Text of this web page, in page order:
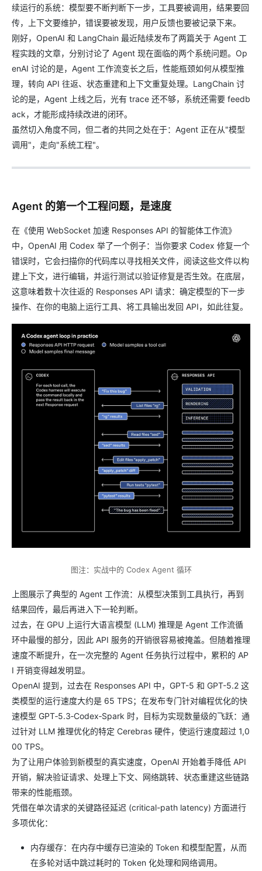
续运行的系统：模型要不断判断下一步，工具要被调用，结果要回
传，上下文要维护，错误要被发现，用户反馈也要被记录下来。
刚好，OpenAI 和 LangChain 最近陆续发布了两篇关于 Agent 工
程实践的文章，分别讨论了 Agent 现在面临的两个系统问题。Op
enAI 讨论的是，Agent 工作流变长之后，性能瓶颈如何从模型推
理，转向 API 往返、状态重建和上下文重复处理。LangChain 讨
论的是，Agent 上线之后，光有 trace 还不够，系统还需要 feedb
ack，才能形成持续改进的闭环。
虽然切入角度不同，但二者的共同之处在于：Agent 正在从"模型
调用"，走向"系统工程"。
Agent 的第一个工程问题，是速度
在《使用 WebSocket 加速 Responses API 的智能体工作流》
中，OpenAI 用 Codex 举了一个例子：当你要求 Codex 修复一个
错误时，它会扫描你的代码库以寻找相关文件，阅读这些文件以构
建上下文，进行编辑，并运行测试以验证修复是否生效。在底层，
这意味着数十次往返的 Responses API 请求：确定模型的下一步
操作、在你的电脑上运行工具、将工具输出发回 API，如此往复。
图注：实战中的 Codex Agent 循环
上图展示了典型的 Agent 工作流：从模型决策到工具执行，再到
结果回传，最后再进入下一轮判断。
过去，在 GPU 上运行大语言模型 (LLM) 推理是 Agent 工作流循
环中最慢的部分，因此 API 服务的开销很容易被掩盖。但随着推理
速度不断提升，在一次完整的 Agent 任务执行过程中，累积的 AP
I 开销变得越发明显。
OpenAI 提到，过去在 Responses API 中，GPT-5 和 GPT-5.2 这
类模型的运行速度大约是 65 TPS；在发布专门针对编程优化的快
速模型 GPT‑5.3‑Codex‑Spark 时，目标为实现数量级的飞跃：通
过针对 LLM 推理优化的特定 Cerebras 硬件，使运行速度超过 1,0
00 TPS。
为了让用户体验到新模型的真实速度，OpenAI 开始着手降低 API
开销，解决验证请求、处理上下文、网络跳转、状态重建这些链路
带来的性能瓶颈。
凭借在单次请求的关键路径延迟 (critical-path latency) 方面进行
多项优化：
内存缓存：在内存中缓存已渲染的 Token 和模型配置，从而
在多轮对话中跳过耗时的 Token 化处理和网络调用。